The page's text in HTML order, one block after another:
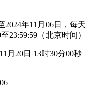
2024年11月06日，每天
23:59:59（北京时间）
月20日 13时30分00秒